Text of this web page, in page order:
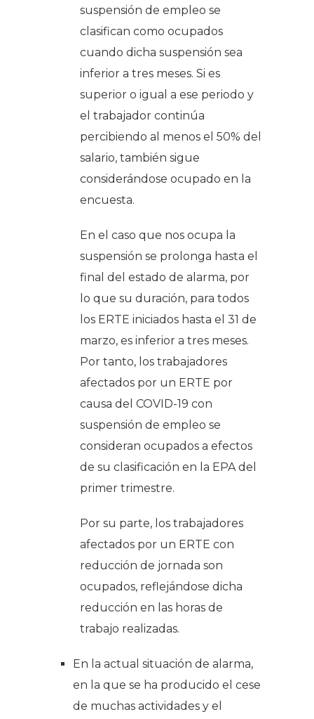
suspensión de empleo se
clasifican como ocupados
cuando dicha suspensión sea
inferior a tres meses. Si es
superior o igual a ese periodo y
el trabajador continúa
percibiendo al menos el 50% del
salario, también sigue
considerándose ocupado en la
encuesta.
En el caso que nos ocupa la
suspensión se prolonga hasta el
final del estado de alarma, por
lo que su duración, para todos
los ERTE iniciados hasta el 31 de
marzo, es inferior a tres meses.
Por tanto, los trabajadores
afectados por un ERTE por
causa del COVID-19 con
suspensión de empleo se
consideran ocupados a efectos
de su clasificación en la EPA del
primer trimestre.
Por su parte, los trabajadores
afectados por un ERTE con
reducción de jornada son
ocupados, reflejándose dicha
reducción en las horas de
trabajo realizadas.
En la actual situación de alarma,
en la que se ha producido el cese
de muchas actividades y el